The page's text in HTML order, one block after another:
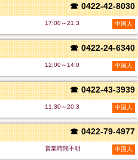
☎ 0422-42-8030
17:00～21:3 中国人
☎ 0422-24-6340
12:00～14:0 中国人
☎ 0422-43-3939
11:30～20:3 中国人
☎ 0422-79-4977
営業時間不明 中国人